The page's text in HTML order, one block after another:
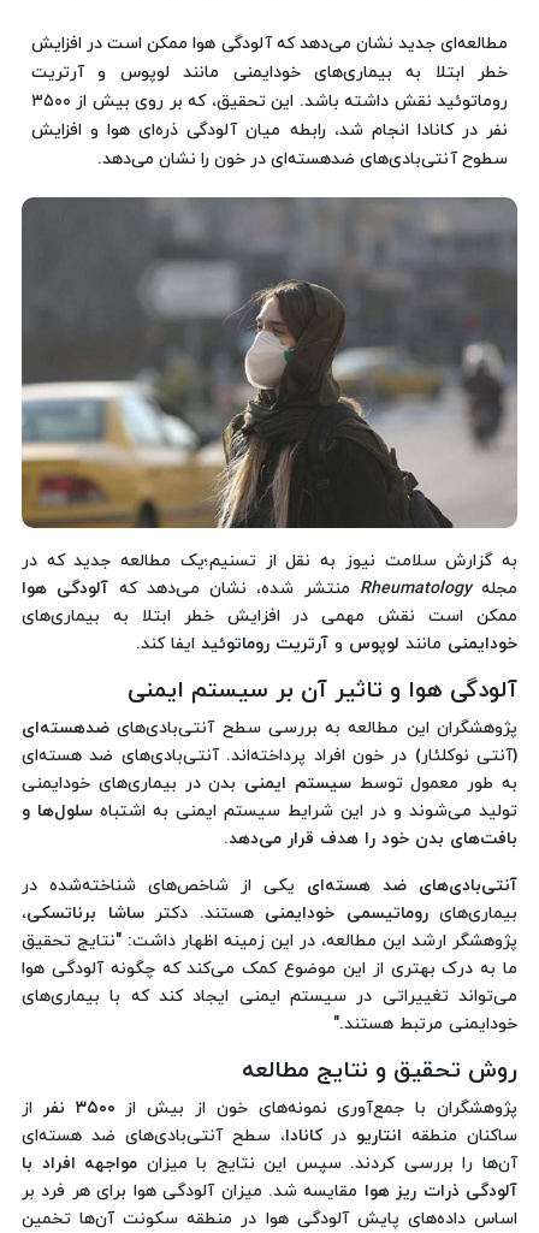
مطالعه‌ای جدید نشان می‌دهد که آلودگی هوا ممکن است در افزایش
خطر ابتلا به بیماری‌های خودایمنی مانند لوپوس و آرتریت
روماتوئید نقش داشته باشد. این تحقیق، که بر روی بیش از ۳۵۰۰
نفر در کانادا انجام شد، رابطه میان آلودگی ذره‌ای هوا و افزایش
سطوح آنتی‌بادی‌های ضدهسته‌ای در خون را نشان می‌دهد.
به گزارش سلامت نیوز به نقل از تسنیم؛یک مطالعه جدید که در
مجلهRheumatology منتشر شده، نشان می‌دهد که آلودگی هوا
ممکن است نقش مهمی در افزایش خطر ابتلا به بیماری‌های
خودایمنی مانند لوپوس و آرتریت روماتوئید ایفا کند.
آلودگی هوا و تاثیر آن بر سیستم ایمنی
پژوهشگران این مطالعه به بررسی سطح آنتی‌بادی‌های ضدهسته‌ای
(آنتی نوکلئار) در خون افراد پرداخته‌اند. آنتی‌بادی‌های ضد هسته‌ای
به طور معمول توسطسیستم ایمنی بدن در بیماری‌های خودایمنی
تولید می‌شوند و در این شرایط سیستم ایمنی به اشتباه سلول‌ها و
بافت‌های بدن خود را هدف قرار می‌دهد.
آنتی‌بادی‌های ضد هسته‌ای یکی از شاخص‌های شناخته‌شده در
بیماری‌هایروماتیسمی خودایمنی هستند. دکترساشا برناتسکی،
پژوهشگر ارشد این مطالعه، در این زمینه اظهار داشت: "نتایج تحقیق
ما به درک بهتری از این موضوع کمک می‌کند که چگونه آلودگی هوا
می‌تواند تغییراتی در سیستم ایمنی ایجاد کند که با بیماری‌های
خودایمنی مرتبط هستند."
روش تحقیق و نتایج مطالعه
پژوهشگران با جمع‌آوری نمونه‌های خون از بیش از ۳۵۰۰ نفر
از
ساکنان منطقه انتاریو درکانادا، سطح آنتی‌بادی‌های ضد هسته‌ای
آن‌ها را بررسی کردند. سپس این نتایج با میزان مواجهه افراد با
آلودگی ذرات ریز هوا مقایسه شد. میزان آلودگی هوا برای هر فرد بر
اساس داده‌های پایش آلودگی هوا در منطقه سکونت آن‌ها تخمین